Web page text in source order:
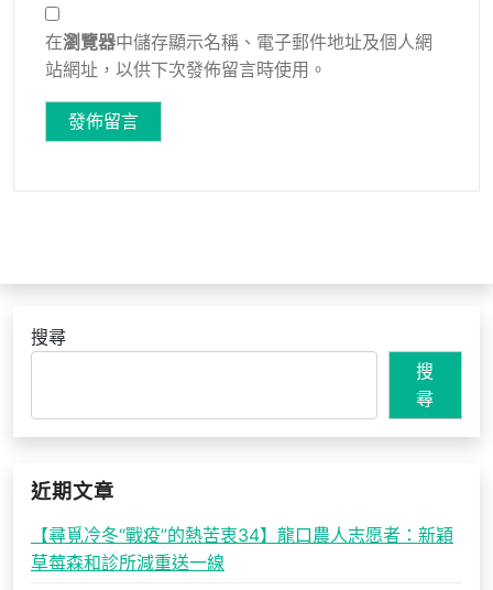
在瀏覽器中儲存顯示名稱、電子郵件地址及個人網
站網址，以供下次發佈留言時使用。
搜尋
搜
尋
近期文章
【尋覓冷冬“戰疫”的熱苦衷34】龍口農人志愿者：新穎
草莓森和診所減重送一線